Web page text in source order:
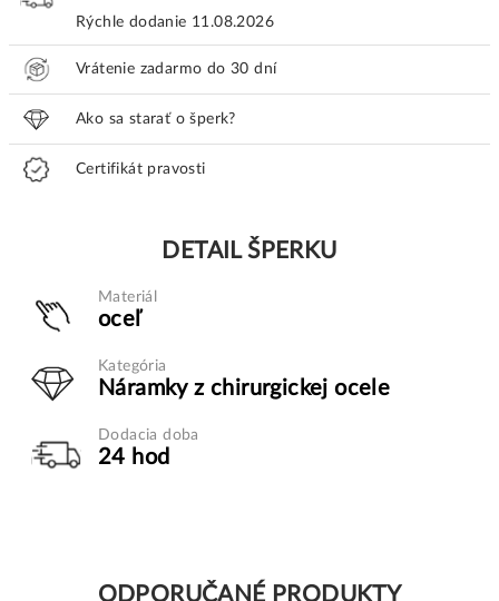
Rýchle dodanie 11.08.2026
Vrátenie zadarmo do 30 dní
Ako sa starať o šperk?
Certifikát pravosti
DETAIL ŠPERKU
Materiál
oceľ
Kategória
Náramky z chirurgickej ocele
Dodacia doba
24 hod
ODPORUČANÉ PRODUKTY